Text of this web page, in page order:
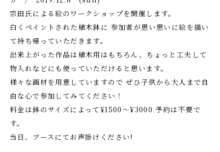
宗田氏による絵のワークショップを開催します。
白くペイントされた植木鉢に 参加者が思い思いに絵を描い
て持ち帰っていただきます。
出来上がった作品は植木用はもちろん、ちょっと工夫して
物入れなどにも使っていただけると思います。
様々な画材を用意していますので ぜひ子供から大人まで自
由な心で参加してみてください！
料金は鉢のサイズによって¥1500～¥3000 予約は不要で
す。
当日、ブースにてお声掛けください!